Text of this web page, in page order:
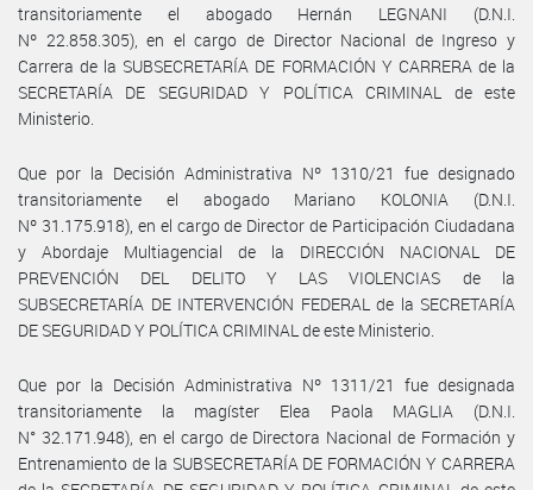
transitoriamente el abogado Hernán LEGNANI (D.N.I.
Nº 22.858.305), en el cargo de Director Nacional de Ingreso y
Carrera de la SUBSECRETARÍA DE FORMACIÓN Y CARRERA de la
SECRETARÍA DE SEGURIDAD Y POLÍTICA CRIMINAL de este
Ministerio.
Que por la Decisión Administrativa Nº 1310/21 fue designado
transitoriamente el abogado Mariano KOLONIA (D.N.I.
Nº 31.175.918), en el cargo de Director de Participación Ciudadana
y Abordaje Multiagencial de la DIRECCIÓN NACIONAL DE
PREVENCIÓN DEL DELITO Y LAS VIOLENCIAS de la
SUBSECRETARÍA DE INTERVENCIÓN FEDERAL de la SECRETARÍA
DE SEGURIDAD Y POLÍTICA CRIMINAL de este Ministerio.
Que por la Decisión Administrativa Nº 1311/21 fue designada
transitoriamente la magíster Elea Paola MAGLIA (D.N.I.
N° 32.171.948), en el cargo de Directora Nacional de Formación y
Entrenamiento de la SUBSECRETARÍA DE FORMACIÓN Y CARRERA